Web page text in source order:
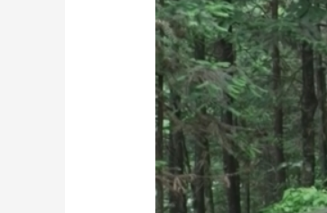
教育 乡村振兴 生态环境
大国展会 大国保险
CCTV.节目官网 直播 节目单